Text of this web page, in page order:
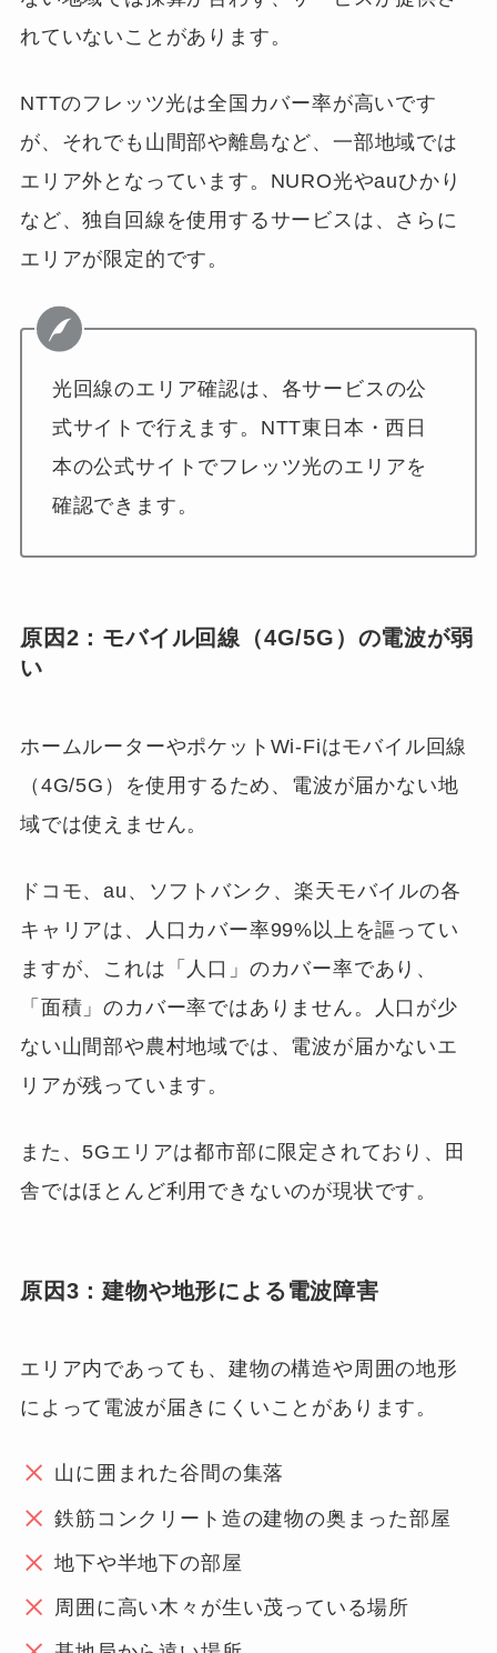
れていないことがあります。
NTTのフレッツ光は全国カバー率が高いです
が、それでも山間部や離島など、一部地域では
エリア外となっています。NURO光やauひかり
など、独自回線を使用するサービスは、さらに
エリアが限定的です。
光回線のエリア確認は、各サービスの公
式サイトで行えます。NTT東日本・西日
本の公式サイトでフレッツ光のエリアを
確認できます。
原因2：モバイル回線（4G/5G）の電波が弱
い
ホームルーターやポケットWi-Fiはモバイル回線
（4G/5G）を使用するため、電波が届かない地
域では使えません。
ドコモ、au、ソフトバンク、楽天モバイルの各
キャリアは、人口カバー率99%以上を謳ってい
ますが、これは「人口」のカバー率であり、
「面積」のカバー率ではありません。人口が少
ない山間部や農村地域では、電波が届かないエ
リアが残っています。
また、5Gエリアは都市部に限定されており、田
舎ではほとんど利用できないのが現状です。
原因3：建物や地形による電波障害
エリア内であっても、建物の構造や周囲の地形
によって電波が届きにくいことがあります。
山に囲まれた谷間の集落
鉄筋コンクリート造の建物の奥まった部屋
地下や半地下の部屋
周囲に高い木々が生い茂っている場所